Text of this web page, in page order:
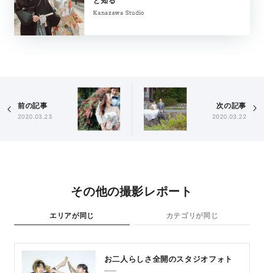
Kanazawa Studio
前の記事
2020.03.23
次の記事
2020.03.22
その他の撮影レポート
エリアが同じ カテゴリが同じ
お二人らしさ全開のスタジオフォト